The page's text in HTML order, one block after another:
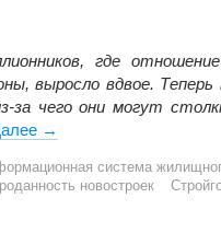
где
выросло вдвое.
за чего они могут
Итоги-2025: число
→
система
новостроек